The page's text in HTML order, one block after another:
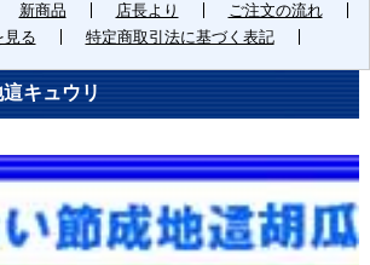
新商品 店長より
ご注文の流れ
見る
特定商取引法に基づく表記
キュウリ